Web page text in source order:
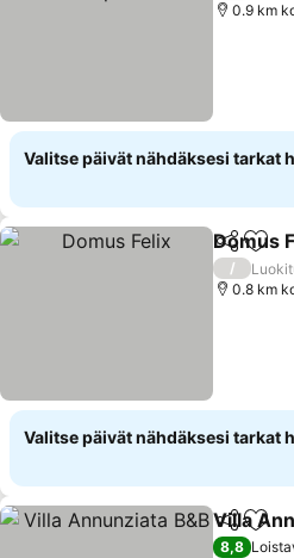
0.9 km
Valitse päivät nähdäksesi tarkat
Jaa
Domus
/
0.8 km
Valitse päivät nähdäksesi tarkat
Jaa
Villa
8,8